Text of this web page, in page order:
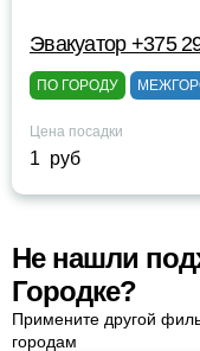
Эвакуатор +375
ПО ГОРОДУ
Цена посадки
1 руб
Не нашли
Городке?
Примените другой
городам